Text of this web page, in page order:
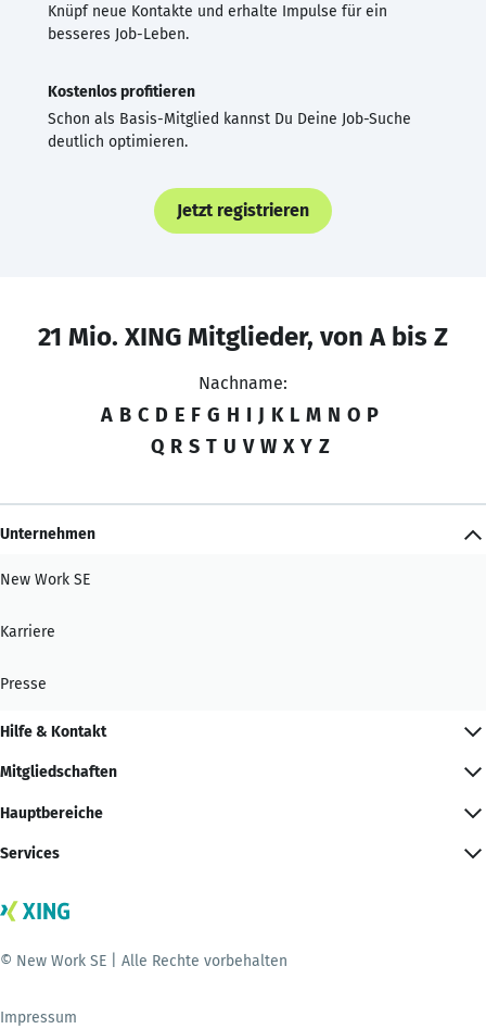
Knüpf neue Kontakte und erhalte Impulse für ein
besseres Job-Leben.
Kostenlos profitieren
Schon als Basis-Mitglied kannst Du Deine Job-Suche
deutlich optimieren.
Jetzt registrieren
21 Mio. XING Mitglieder, von A bis Z
Nachname:
A B C D E F G H I J K L M N O P
Q R S T U V W X Y Z
Unternehmen
New Work SE
Karriere
Presse
Hilfe & Kontakt
Mitgliedschaften
Hauptbereiche
Services
© New Work SE | Alle Rechte vorbehalten
Impressum